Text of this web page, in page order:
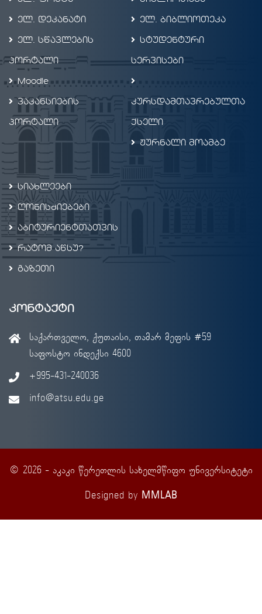
ელ. დეკანატი
ელ. სწავლების
პორტალი
Moodle
ვაკანსიების
პორტალი
ელ. ბიბლიოთეკა
სტუდენტური
სერვისები
კურსდამთავრებულთა
ქსელი
ჟურნალი მოამბე
სიახლეები
ღონისძიებები
აბიტურიენტთათვის
რატომ აწსუ?
გაზეთი
კონტაქტი
საქართველო, ქუთაისი, თამარ მეფის #59
საფოსტო ინდექსი 4600
+995-431-240036
info@atsu.edu.ge
© 2026 - აკაკი წერეთლის სახელმწიფო უნივერსიტეტი
Designed by MMLAB